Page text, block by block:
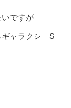
いですが
ャラクシーS